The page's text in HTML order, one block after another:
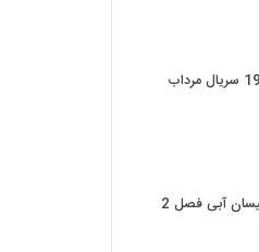
دانلود سریال نیسان آبی فصل 2